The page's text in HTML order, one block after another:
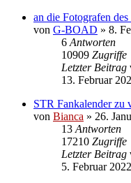
an die Fotografen
von G-BOAD » 8.
6 Antworten
10909 Zugriffe
Letzter Beitrag
13. Februar
STR Fankalender zu
von Bianca » 26.
13 Antworten
17210 Zugriffe
Letzter Beitrag
5. Februar